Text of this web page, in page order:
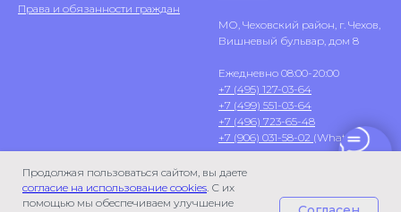
Продолжая пользоваться сайтом, вы даете
согласие на использование cookies. С их
помощью мы обеспечиваем улучшение
Права и обязанности граждан
МО, Чеховский район, г. Чехов,
Вишневый бульвар, дом 8
Ежедневно 08:00-20:00
+7 (495) 127-03-64
+7 (499) 551-03-64
+7 (496) 723-65-48
+7 (906) 031-58-02 (WhatsApp)